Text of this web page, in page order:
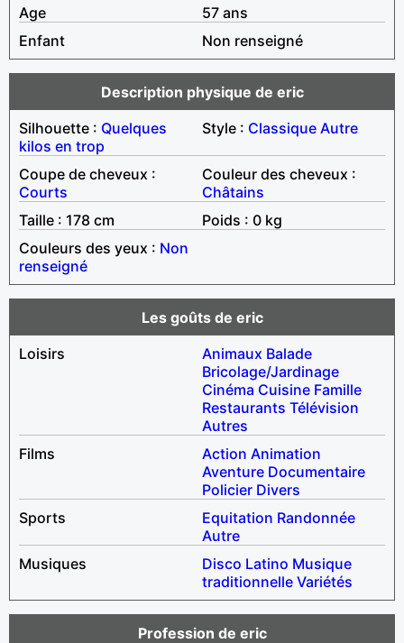
Age
57 ans
Enfant
Non renseigné
Description physique de eric
Silhouette : Quelques
kilos en trop
Style : Classique Autre
Coupe de cheveux :
Courts
Couleur des cheveux :
Châtains
Taille : 178 cm
Poids : 0 kg
Couleurs des yeux : Non
renseigné
Les goûts de eric
Loisirs
Animaux Balade
Bricolage/Jardinage
Cinéma Cuisine Famille
Restaurants Télévision
Autres
Films
Action Animation
Aventure Documentaire
Policier Divers
Sports
Equitation Randonnée
Autre
Musiques
Disco Latino Musique
traditionnelle Variétés
Profession de eric